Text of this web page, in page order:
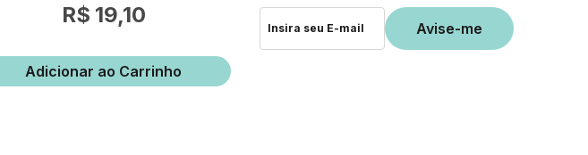
19,10
Adicionar ao Carrinho